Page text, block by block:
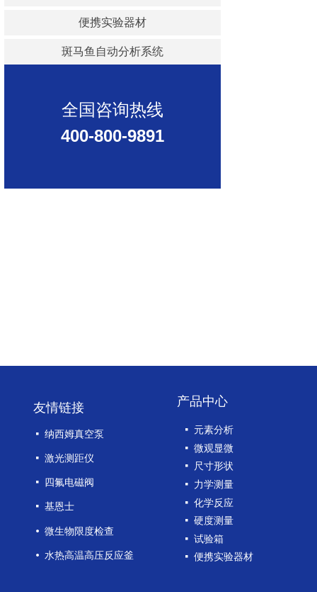
全国咨询热线
400-800-9891
便携实验器材
斑马鱼自动分析系统
友情链接
넷 元素分析
넷 微观显微
넷 尺寸形状
넷 力学测量
넷 化学反应
넷 硬度测量
넷 试验箱
넷 便携实验器材
产品中心
넷 纳西姆真空泵
넷 激光测距仪
넷 四氟电磁阀
넷 基恩士
넸 微生物限度检查
넸 水热高温高压反应釜